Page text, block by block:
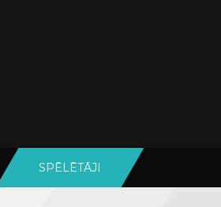
SPĒLĒTĀJI